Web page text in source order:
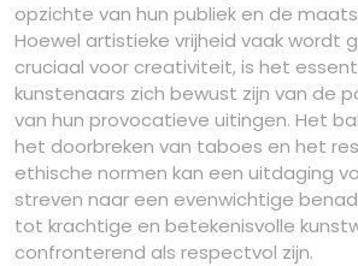
opzichte van hun publiek en de
Hoewel artistieke vrijheid vaak wordt
cruciaal voor creativiteit, is het
kunstenaars zich bewust zijn van de
van hun provocatieve uitingen. Het
het doorbreken van taboes en het
ethische normen kan een uitdaging
streven naar een evenwichtige
tot krachtige en betekenisvolle
confronterend als respectvol zijn.